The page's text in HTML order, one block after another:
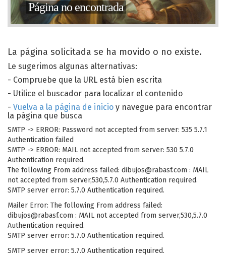
Página no encontrada
La página solicitada se ha movido o no existe.
Le sugerimos algunas alternativas:
- Compruebe que la URL está bien escrita
- Utilice el buscador para localizar el contenido
- Vuelva a la página de inicio y navegue para encontrar
la página que busca
SMTP -> ERROR: Password not accepted from server: 535 5.7.1
Authentication failed
SMTP -> ERROR: MAIL not accepted from server: 530 5.7.0
Authentication required.
The following From address failed: dibujos@rabasf.com : MAIL
not accepted from server,530,5.7.0 Authentication required.
SMTP server error: 5.7.0 Authentication required.
Mailer Error: The following From address failed:
dibujos@rabasf.com : MAIL not accepted from server,530,5.7.0
Authentication required.
SMTP server error: 5.7.0 Authentication required.
SMTP server error: 5.7.0 Authentication required.